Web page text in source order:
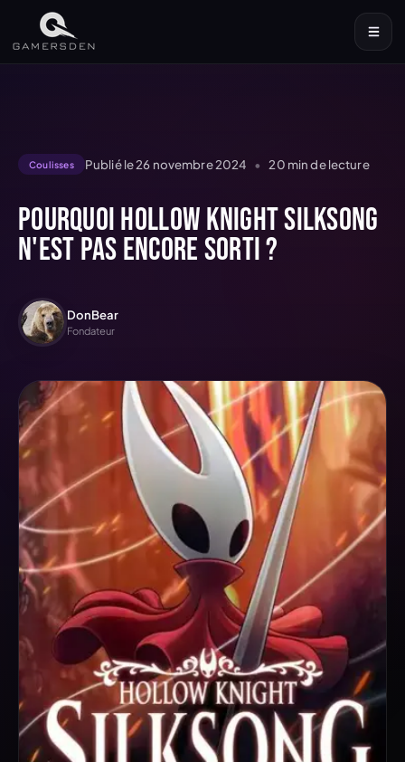
Coulisses Publié le26 novembre 2024 • 20 min de lecture
Pourquoi Hollow Knight Silksong
n'est pas encore sorti ?
DonBear
Fondateur